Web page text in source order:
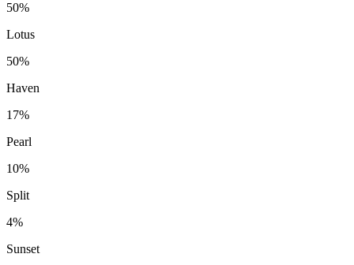
50%
Lotus
50%
Haven
17%
Pearl
10%
Split
4%
Sunset